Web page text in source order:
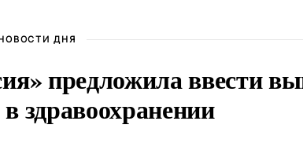
ДНЯ
предложила ввести
здравоохранении